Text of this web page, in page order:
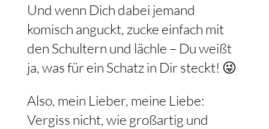
Und wenn Dich dabei jemand
komisch anguckt, zucke einfach mit
den Schultern und lächle – Du weißt
ja, was für ein Schatz in Dir steckt! 😜
Also, mein Lieber, meine Liebe:
Vergiss nicht, wie großartig und